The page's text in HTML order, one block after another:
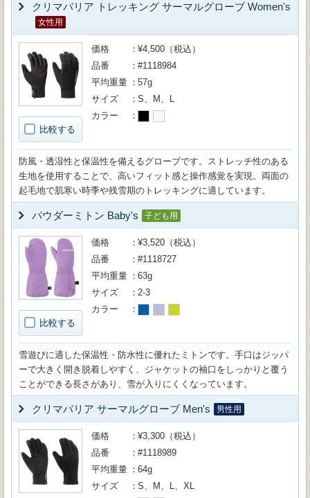
クリマバリア トレッキング サーマルグローブ Women's
女性用
比較する
価格
¥4,500（税込）
品番
#1118984
平均重量
57g
サイズ
S、M、L
カラー
防風・透湿性と保温性を備えるグローブです。ストレッチ性のある
生地を使用することで、高いフィット感と操作感覚を実現。両面の
起毛地で肌寒い時季や残雪期のトレッキングに適しています。
パウダーミトン Baby's 子ども用
比較する
価格
¥3,520（税込）
品番
#1118727
平均重量
63g
サイズ
2-3
カラー
雪遊びに適した保温性・防水性に優れたミトンです。手口はジッパ
ーで大きく開き脱着しやすく、ジャケットの袖口をしっかりと覆う
ことができる長さがあり、雪が入りにくくなっています。
クリマバリア サーマルグローブ Men's 男性用
価格
¥3,300（税込）
品番
#1118989
平均重量
64g
サイズ
S、M、L、XL